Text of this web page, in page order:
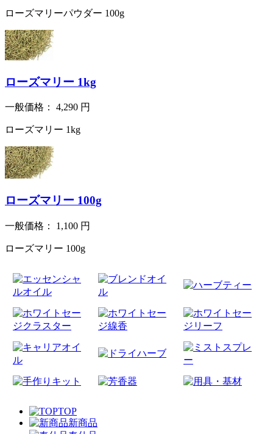
ローズマリーパウダー 100g
ローズマリー 1kg
一般価格： 4,290 円
ローズマリー 1kg
ローズマリー 100g
一般価格： 1,100 円
ローズマリー 100g
TOP
新商品